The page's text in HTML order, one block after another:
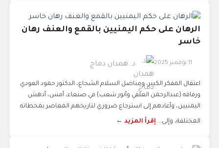
الرهان على حكم اليمنيين بالقمع والعنف رهان
خاسر
11 نوفمبر 2025 د. همدان دماج
اعتقال المفكر الكبير، ومناضل السلام الشجاع، الدكتور حمود العودي
ورفاقه (عبدالرحمن العلفي وأنور شعب) في صنعاء، أمس، أدهش
اليمنيين، وأعادهم إلى استرجاع ضروري لتاريخهم المعاصر بمحطاته
المختلفة، وإلى... إقرأ المزيد ←